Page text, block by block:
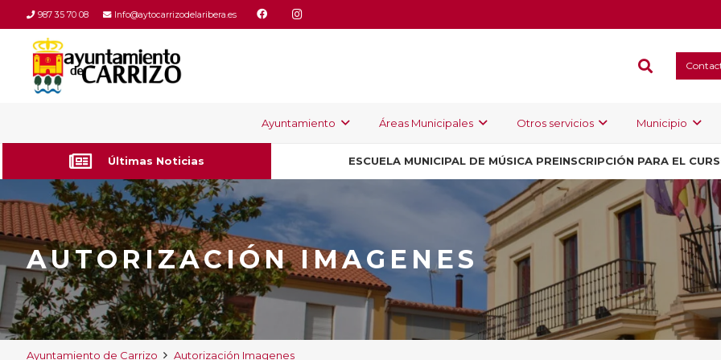
987 35 70 08 Info@aytocarrizodelaribera.es
Ayuntamiento Áreas Municipales Otros servicios Municipio
Últimas Noticias ESCUELA MUNICIPAL DE MÚSICA PREINSCRIPCIÓN PARA EL
AUTORIZACIÓN IMAGENES
Ayuntamiento de Carrizo Autorización Imagenes